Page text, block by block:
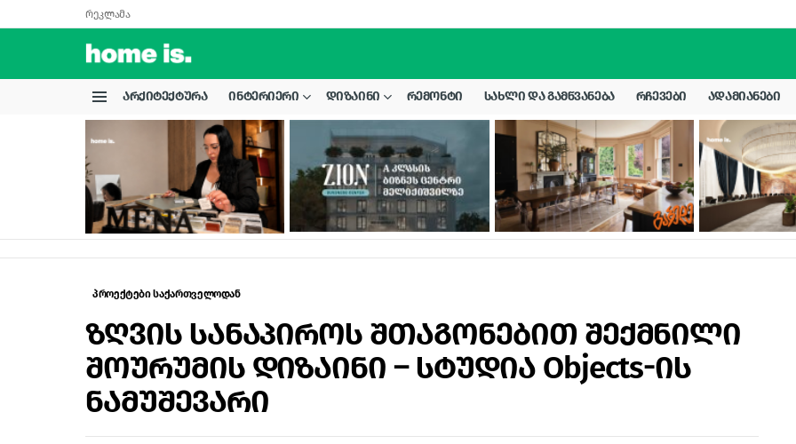
რეკლამა
ᲐᲠᲥᲘᲢᲔᲥᲢᲣᲠᲐ ᲘᲜᲢᲔᲠᲘᲔᲠᲘ ᲓᲘᲖᲐᲘᲜᲘ ᲠᲔᲛᲝᲜᲢᲘ ᲡᲐᲮᲚᲘ ᲓᲐ ᲒᲐᲛᲬᲕᲐᲜᲔᲑᲐ ᲠᲩᲔᲕᲔᲑᲘ ᲐᲓᲐᲛᲘᲐᲜᲔᲑᲘ
STORIES
პროექტები საქართველოდან
ზღვის სანაპიროს შთაგონებით შექმნილი
შოურუმის დიზაინი – სტუდია Objects-ის
ნამუშევარი